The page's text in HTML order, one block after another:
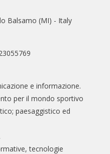
Balsamo (MI) - Italy
e informazione.
per il mondo sportivo
paesaggistico ed
tecnologie